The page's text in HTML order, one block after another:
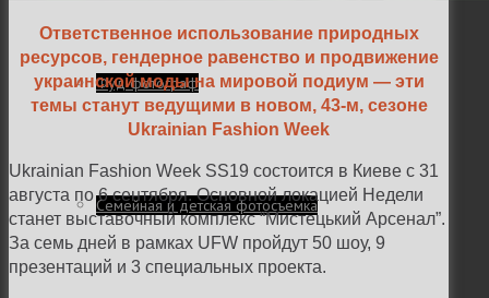
Фуд фотограф
Семейная и детская фотосъемка
Ответственное использование природных
ресурсов, гендерное равенство и продвижение
украинской моды на мировой подиум — эти
темы станут ведущими в новом, 43-м, сезоне
Ukrainian Fashion Week
Ukrainian Fashion Week SS19 состоится в Киеве с 31
августа по 6 сентября. Основной локацией Недели
станет выставочный комплекс “Мистецький Арсенал”.
За семь дней в рамках UFW пройдут 50 шоу, 9
презентаций и 3 специальных проекта.